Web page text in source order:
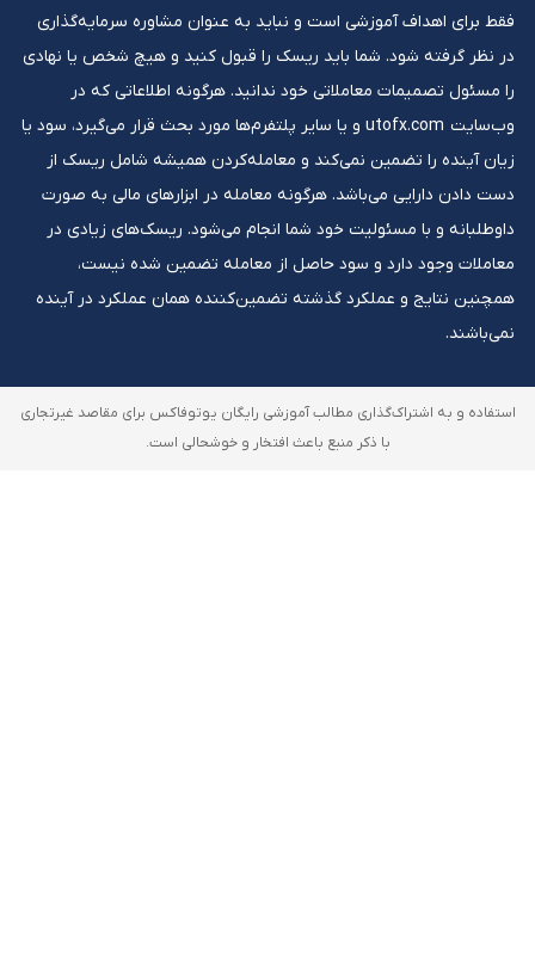
فقط برای اهداف آموزشی است و نباید به عنوان مشاوره سرمایه‌گذاری
در نظر گرفته شود. شما باید ریسک را قبول کنید و هیچ شخص یا نهادی
را مسئول تصمیمات معاملاتی خود ندانید. هرگونه اطلاعاتی که در
وب‌سایت utofx.com و یا سایر پلتفرم‌ها مورد بحث قرار می‌گیرد، سود یا
زیان آینده را تضمین نمی‌کند و معامله‌کردن همیشه شامل ریسک از
دست دادن دارایی می‌باشد. هرگونه معامله در ابزارهای مالی به صورت
داوطلبانه و با مسئولیت خود شما انجام می‌شود. ریسک‌های زیادی در
معاملات وجود دارد و سود حاصل از معامله تضمین شده نیست،
همچنین نتایج و عملکرد گذشته تضمین‌کننده همان عملکرد در آینده
نمی‌باشند.
استفاده و به اشتراک‌گذاری مطالب آموزشی رایگان یوتوفاکس برای مقاصد غیرتجاری
با ذکر منبع باعث افتخار و خوشحالی است.